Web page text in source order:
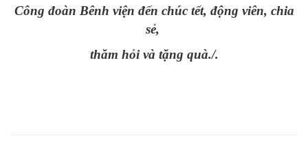
Công đoàn Bênh viện đến chúc tết, động viên, chia
sẻ,
thăm hỏivà tặng quà./.